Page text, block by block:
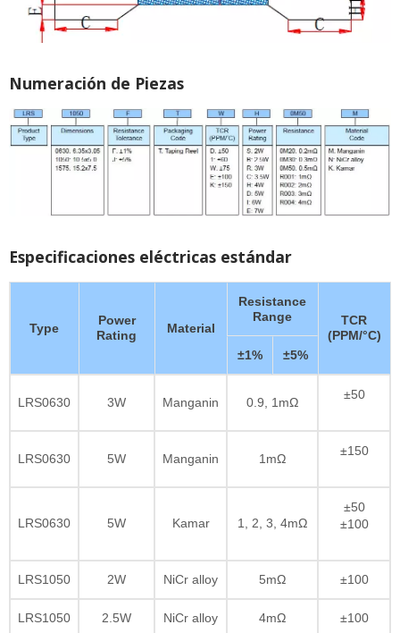
Numeración de Piezas
Especificaciones eléctricas estándar
Type
Power
Rating
Material
Resistance
Range
TCR
(PPM/°C)
±1%
±5%
LRS0630 3W Manganin 0.9, 1mΩ
±50
LRS0630 5W Manganin 1mΩ
±150
LRS0630 5W Kamar 1, 2, 3, 4mΩ
±50
±100
LRS1050 2W NiCr alloy 5mΩ ±100
LRS1050 2.5W NiCr alloy 4mΩ ±100